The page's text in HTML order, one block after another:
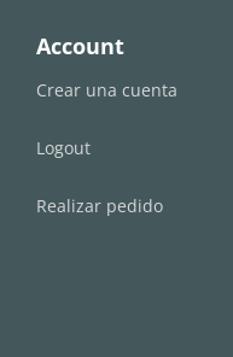
Account
Crear una cuenta
Logout
Realizar pedido